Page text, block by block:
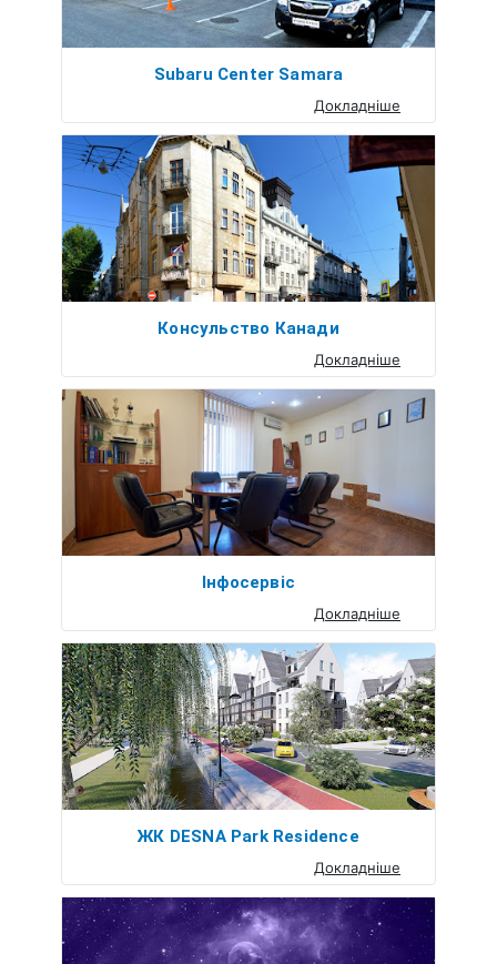
Subaru Center Samara
Докладніше
Консульство Канади
Докладніше
Інфосервіс
Докладніше
ЖК DESNA Park Residence
Докладніше